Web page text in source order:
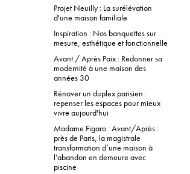
Projet Neuilly : La surélévation
d'une maison familiale
Inspiration : Nos banquettes sur
mesure, esthétique et fonctionnelle
Avant / Après Paix : Redonner sa
modernité à une maison des
années 30
Rénover un duplex parisien :
repenser les espaces pour mieux
vivre aujourd'hui
Madame Figaro : Avant/Après :
près de Paris, la magistrale
transformation d’une maison à
l’abandon en demeure avec
piscine